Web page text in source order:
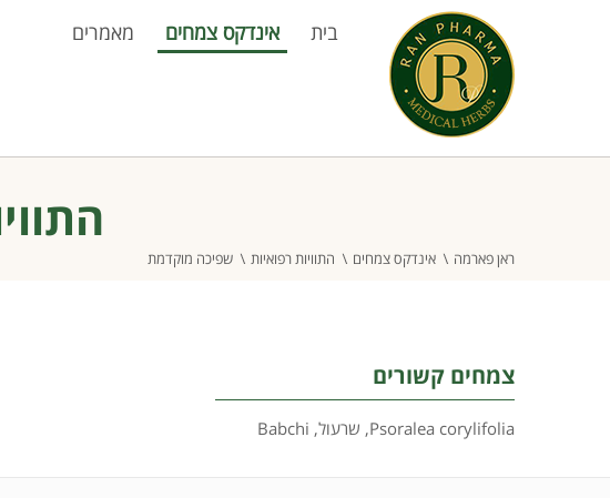
בית אינדקס צמחים מאמרים
ראן פארמה אינדקס צמחים התוויות רפואיות שפיכה מוקדמת
צמחים קשורים
Psoralea corylifolia
, שרעול,
Babchi